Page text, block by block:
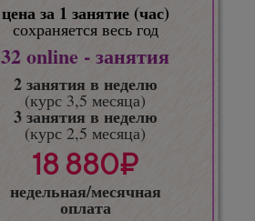
цена за 1 занятие (час)
сохраняется весь год
32online - занятия
2 занятия в неделю
(курс 3,5 месяца)
3 занятия в неделю
(курс 2,5 месяца)
18 880₽
недельная/месячная
оплата